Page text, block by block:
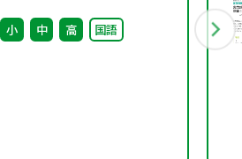
回） 配付資料
小 中 高 国語